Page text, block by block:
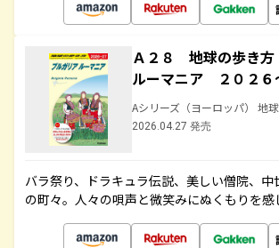
Ａ２８ 地球の歩き
ルーマニア ２０２６
Aシリーズ（ヨーロッパ） 地
2026.04.27 発売
バラ祭り、ドラキュラ伝説、美しい僧院、中
の町々。人々の唄声と微笑みにぬくもりを感